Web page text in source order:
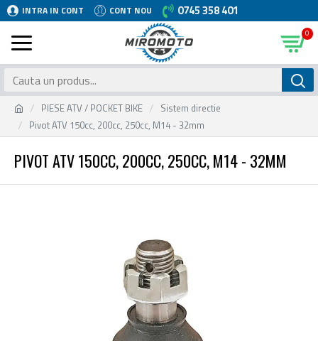
INTRA IN CONT CONT NOU 0745 358 401
0
PIESE ATV / POCKET BIKE
Sistem directie
Pivot ATV 150cc, 200cc, 250cc, M14 - 32mm
PIVOT ATV 150CC, 200CC, 250CC, M14 - 32MM